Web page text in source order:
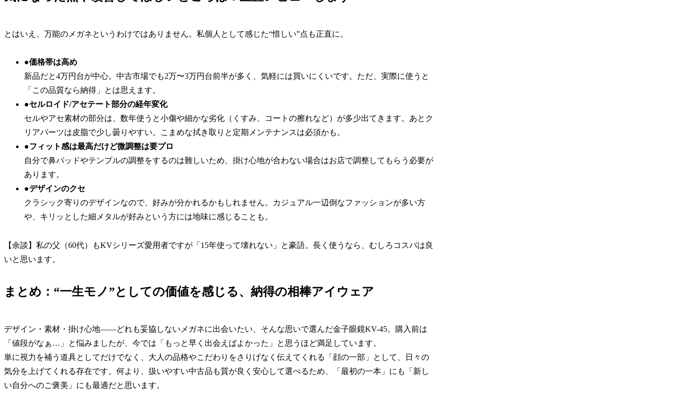
とはいえ、万能のメガネというわけではありません。私個人として感じた“惜しい”点も正直に。
●価格帯は高め
新品だと4万円台が中心。中古市場でも2万〜3万円台前半が多く、気軽には買いにくいです。ただ、実際に使うと
「この品質なら納得」とは思えます。
●セルロイド/アセテート部分の経年変化
セルやアセ素材の部分は、数年使うと小傷や細かな劣化（くすみ、コートの擦れなど）が多少出てきます。あとク
リアパーツは皮脂で少し曇りやすい。こまめな拭き取りと定期メンテナンスは必須かも。
●フィット感は最高だけど微調整は要プロ
自分で鼻パッドやテンプルの調整をするのは難しいため、掛け心地が合わない場合はお店で調整してもらう必要が
あります。
●デザインのクセ
クラシック寄りのデザインなので、好みが分かれるかもしれません。カジュアル一辺倒なファッションが多い方
や、キリッとした細メタルが好みという方には地味に感じることも。
【余談】私の父（60代）もKVシリーズ愛用者ですが「15年使って壊れない」と豪語。長く使うなら、むしろコスパは良
いと思います。
まとめ：“一生モノ”としての価値を感じる、納得の相棒アイウェア
デザイン・素材・掛け心地——どれも妥協しないメガネに出会いたい、そんな思いで選んだ金子眼鏡KV-45。購入前は
「値段がなぁ…」と悩みましたが、今では「もっと早く出会えばよかった」と思うほど満足しています。
単に視力を補う道具としてだけでなく、大人の品格やこだわりをさりげなく伝えてくれる「顔の一部」として、日々の
気分を上げてくれる存在です。何より、扱いやすい中古品も質が良く安心して選べるため、「最初の一本」にも「新し
い自分へのご褒美」にも最適だと思います。